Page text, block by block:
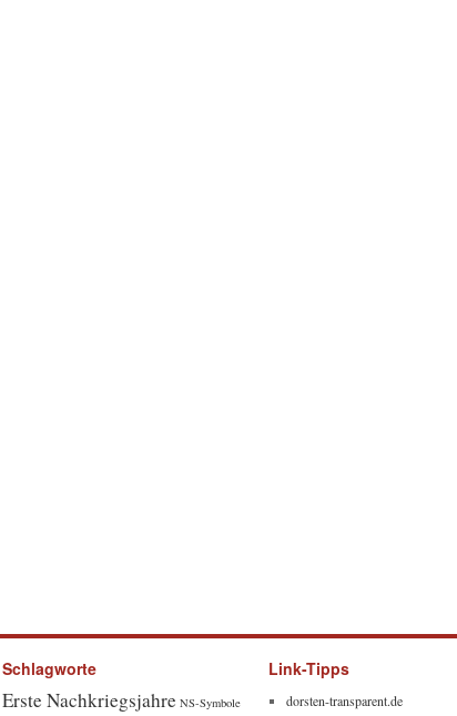
Schlagworte
Erste Nachkriegsjahre NS-Symbole
Link-Tipps
dorsten-transparent.de